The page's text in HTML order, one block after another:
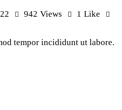
942 Views 1 Like
tempor incididunt ut labore.